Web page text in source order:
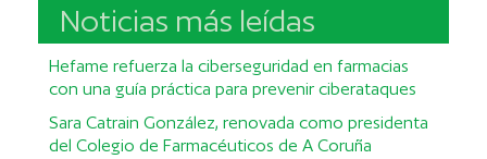
Noticias más leídas
Hefame refuerza la ciberseguridad en farmacias
con una guía práctica para prevenir ciberataques
Sara Catrain González, renovada como presidenta
del Colegio de Farmacéuticos de A Coruña